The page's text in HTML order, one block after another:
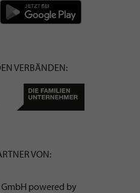
VERBÄNDEN:
VON:
GmbH powered by